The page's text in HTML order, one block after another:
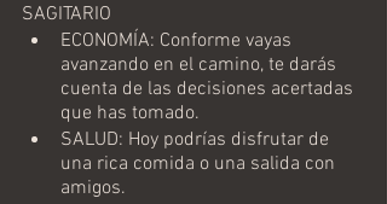
SAGITARIO
ECONOMÍA: Conforme vayas
avanzando en el camino, te darás
cuenta de las decisiones acertadas
que has tomado.
SALUD: Hoy podrías disfrutar de
una rica comida o una salida con
amigos.